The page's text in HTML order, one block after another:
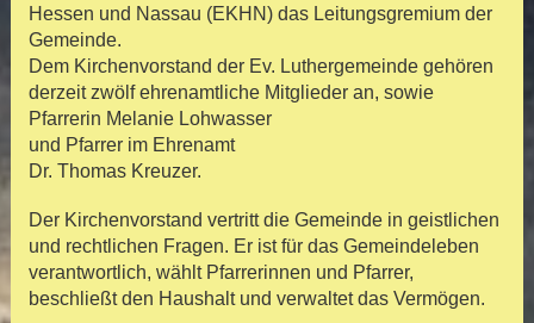
Hessen und Nassau (EKHN) das Leitungsgremium der
Gemeinde.
Dem Kirchenvorstand der Ev. Luthergemeinde gehören
derzeit zwölf ehrenamtliche Mitglieder an, sowie
Pfarrerin Melanie Lohwasser
und Pfarrer im Ehrenamt
Dr. Thomas Kreuzer.
Der Kirchenvorstand vertritt die Gemeinde in geistlichen
und rechtlichen Fragen. Er ist für das Gemeindeleben
verantwortlich, wählt Pfarrerinnen und Pfarrer,
beschließt den Haushalt und verwaltet das Vermögen.